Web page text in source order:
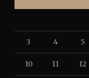
3 4 5
10 11 12